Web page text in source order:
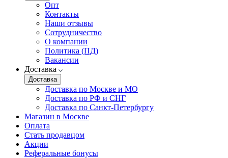
Опт
Контакты
Наши отзывы
Сотрудничество
О компании
Политика (ПД)
Вакансии
Доставка
Доставка
Доставка по Москве и МО
Доставка по РФ и СНГ
Доставка по Санкт-Петербургу
Магазин в Москве
Оплата
Стать продавцом
Акции
Реферальные бонусы